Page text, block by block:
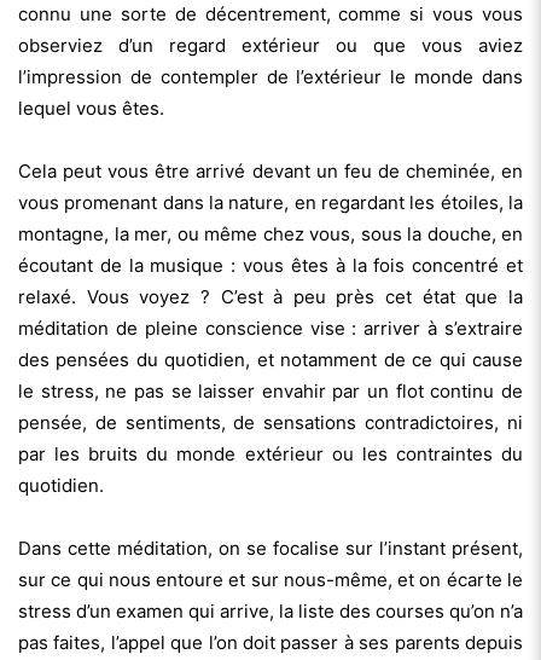
connu une sorte de décentrement, comme si vous vous
observiez d’un regard extérieur ou que vous aviez
l’impression de contempler de l’extérieur le monde dans
lequel vous êtes.
Cela peut vous être arrivé devant un feu de cheminée, en
vous promenant dans la nature, en regardant les étoiles, la
montagne, la mer, ou même chez vous, sous la douche, en
écoutant de la musique : vous êtes à la fois concentré et
relaxé. Vous voyez ? C’est à peu près cet état que la
méditation de pleine conscience vise : arriver à s’extraire
des pensées du quotidien, et notamment de ce qui cause
le stress, ne pas se laisser envahir par un flot continu de
pensée, de sentiments, de sensations contradictoires, ni
par les bruits du monde extérieur ou les contraintes du
quotidien.
Dans cette méditation, on se focalise sur l’instant présent,
sur ce qui nous entoure et sur nous-même, et on écarte le
stress d’un examen qui arrive, la liste des courses qu’on n’a
pas faites, l’appel que l’on doit passer à ses parents depuis